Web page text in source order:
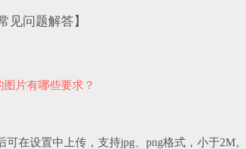
解答】
片有哪些要求？
可在设置中上传，支持jpg、png格式，小于2M。